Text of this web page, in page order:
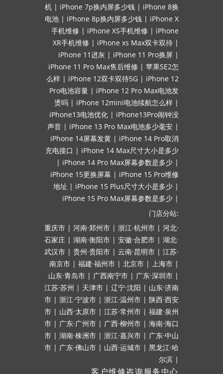
机 | iPhone 7p换内屏多少钱 | iPhone 8换
电池 | iPhone 8p换内屏多少钱 | iPhone X
手机维修 | iPhone XS手机维修 | iPhone
XR手机维修 | iPhone xs Max双卡双待 |
iPhone 11进灰 | iPhone 11 Pro换屏 |
iPhone 11 Pro Max售后维修 | 苹果SE2怎
么样 | iPhone 12双卡双待5G | iPhone 12
Pro电池容量 | iPhone 12 Pro Max电池发
烫吗 | iPhone 12mini电池续航怎么样 |
iPhone13电池优化 | iPhone13Pro闹钟没
声音 | iPhone 13 Pro Max电池多少毫安 |
iPhone 14屏幕发黄 | iPhone 14 Pro取消
充电接口 | iPhone 14 Max尺寸大小是多少
| iPhone 14 Pro Max屏幕参数是多少 |
iPhone 15更换屏幕 | iPhone 15 Pro维修
地址 | iPhone 15 Plus尺寸大小是多少 |
iPhone 15 Pro Max屏幕参数是多少 |
门店分站:
重庆市 | 河南·郑州市 | 浙江·杭州市 | 河北·
石家庄 | 湖南·衡阳市 | 安徽·合肥市 | 湖北·
武汉市 | 贵州·贵阳市 | 云南·昆明市 | 江苏·
南京市 | 福建·福州市 | 北京市 | 上海市 |
山东·青岛市 | 广西南宁市 | 广东·深圳市 |
江苏·苏州 | 天津市 | 辽宁·沈阳 | 山东·济南
市 | 浙江·宁波市 | 浙江·温州市 | 陕西·西安
市 | 山西·太原市 | 江苏·常州市 | 福建·泉州
市 | 广东·广州市 | 广西·柳州市 | 海南·海口
市 | 湖南·株洲市 | 浙江·嘉兴市 | 广东·中山
市 | 广东·佛山市 | 山西·运城市 | 黑龙江·哈
尔滨 |
客户维修咨询服务中心